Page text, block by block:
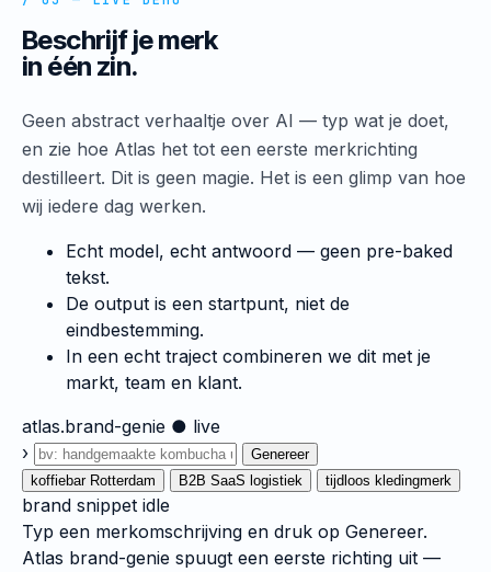
Beschrijf je merk
in één zin.
Geen abstract verhaaltje over AI — typ wat je doet,
en zie hoe Atlas het tot een eerste merkrichting
destilleert. Dit is geen magie. Het is een glimp van hoe
wij iedere dag werken.
Echt model, echt antwoord — geen pre-baked
tekst.
De output is een startpunt, niet de
eindbestemming.
In een echt traject combineren we dit met je
markt, team en klant.
atlas.brand-genie ● live
›
Genereer
koffiebar Rotterdam
B2B SaaS logistiek tijdloos kledingmerk
brand snippet idle
Typ een merkomschrijving en druk op Genereer.
Atlas brand-genie spuugt een eerste richting uit —